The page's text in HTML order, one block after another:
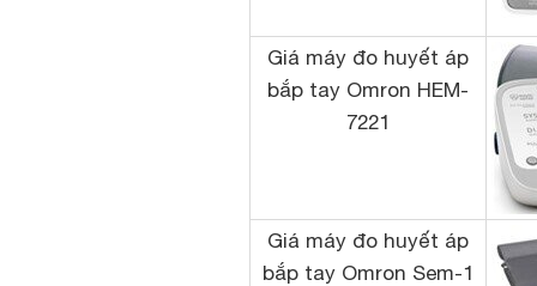
Giá máy đo huyết áp
bắp tay Omron HEM-
7221
Giá máy đo huyết áp
bắp tay Omron Sem-1